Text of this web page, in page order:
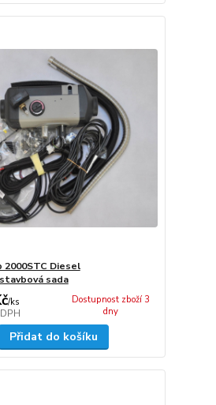
Diesel
sada
/ks
Dostupnost zboží 3
dny
Přidat do košíku